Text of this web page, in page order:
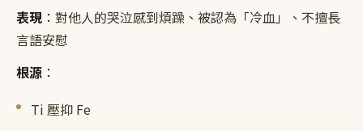
表現 ：對他人的哭泣感到煩躁、被認為「冷血」、不擅長
言語安慰
根源 ：
Ti 壓抑 Fe